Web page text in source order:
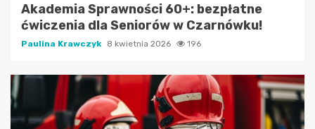
Akademia Sprawności 60+: bezpłatne
ćwiczenia dla Seniorów w Czarnówku!
Paulina Krawczyk 8 kwietnia 2026 196